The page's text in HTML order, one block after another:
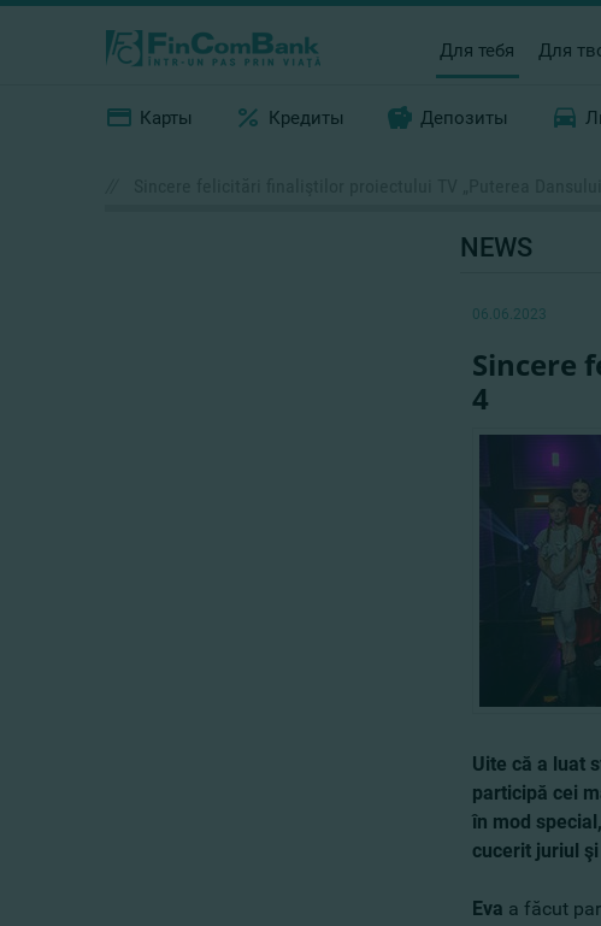
Для тебя Для
Карты Кредиты Депозиты
NEWS
06.06.2023
Sincere
4
Uite că a luat
participă cei
în mod
cucerit juriul
Eva a făcut